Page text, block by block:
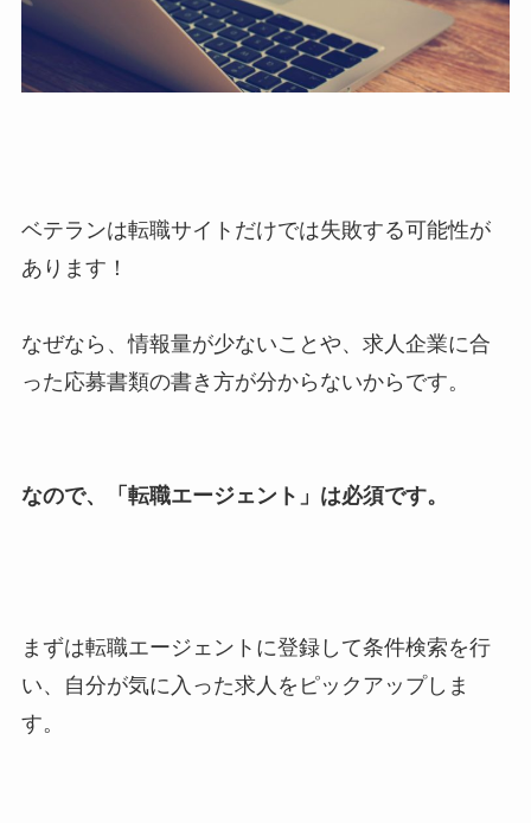
ベテランは転職サイトだけでは失敗する可能性が
あります！
なぜなら、情報量が少ないことや、求人企業に合
った応募書類の書き方が分からないからです。
なので、「転職エージェント」は必須です。
まずは転職エージェントに登録して条件検索を行
い、自分が気に入った求人をピックアップしま
す。